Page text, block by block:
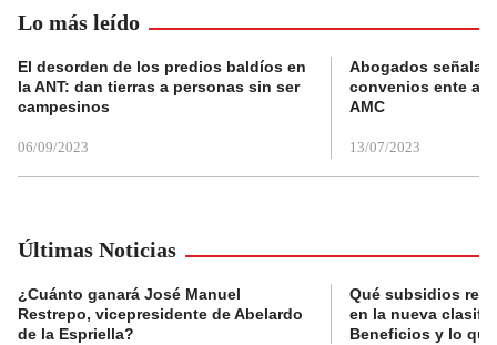
Lo más leído
El desorden de los predios baldíos en
la ANT: dan tierras a personas sin ser
campesinos
06/09/2023
Abogados
convenios ente
AMC
13/07/2023
Últimas Noticias
¿Cuánto ganará José Manuel
Restrepo, vicepresidente de Abelardo
de la Espriella?
Qué subsidios
en la nueva
Beneficios y lo